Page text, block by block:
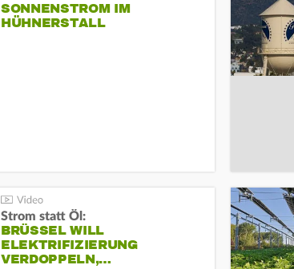
SONNENSTROM IM
HÜHNERSTALL
Strom statt Öl:
BRÜSSEL WILL
ELEKTRIFIZIERUNG
VERDOPPELN,…